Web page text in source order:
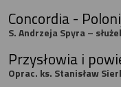
Concordia -
S. Andrzeja Spyra –
Przysłowia i
Oprac. ks. Stanisław